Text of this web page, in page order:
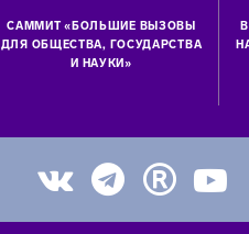
САММИТ «БОЛЬШИЕ ВЫЗОВЫ
ДЛЯ ОБЩЕСТВА, ГОСУДАРСТВА
И НАУКИ»